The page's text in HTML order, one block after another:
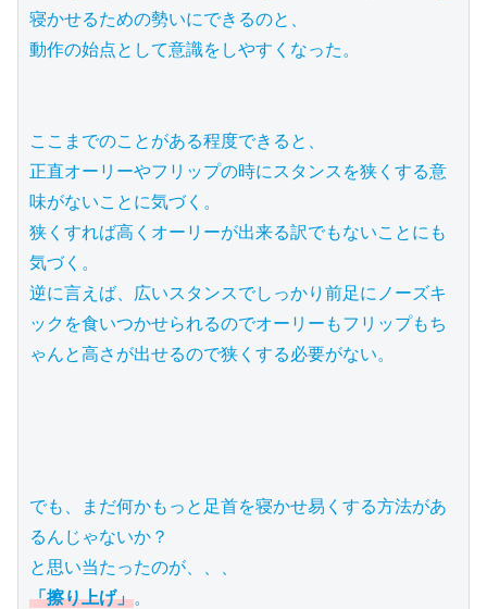
寝かせるための勢いにできるのと、
動作の始点として意識をしやすくなった。
ここまでのことがある程度できると、
正直オーリーやフリップの時にスタンスを狭くする意
味がないことに気づく。
狭くすれば高くオーリーが出来る訳でもないことにも
気づく。
逆に言えば、広いスタンスでしっかり前足にノーズキ
ックを食いつかせられるのでオーリーもフリップもち
ゃんと高さが出せるので狭くする必要がない。
でも、まだ何かもっと足首を寝かせ易くする方法があ
るんじゃないか？
「擦り上げ」。